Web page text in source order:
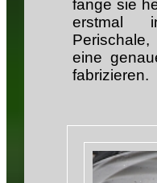
fange sie
erstmal
eine
fabrizieren.